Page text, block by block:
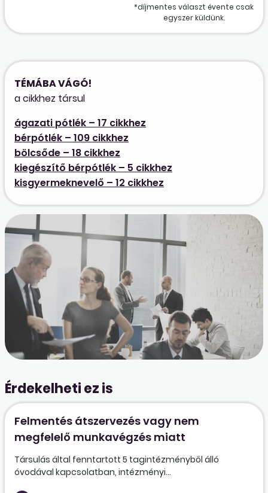
*díjmentes választ évente csak
egyszer küldünk.
TÉMÁBA VÁGÓ!
a cikkhez társul
ágazati pótlék – 17 cikkhez
bérpótlék – 109 cikkhez
bölcsőde – 18 cikkhez
kiegészítő bérpótlék – 5 cikkhez
kisgyermeknevelő – 12 cikkhez
Érdekelheti ez is
Felmentés átszervezés vagy nem
megfelelő munkavégzés miatt
Társulás által fenntartott 5 tagintézményből álló
óvodával kapcsolatban, intézményi...